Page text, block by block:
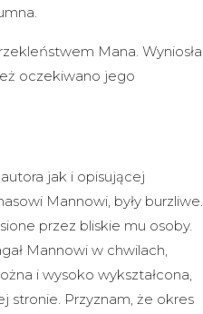
Mana. Wyniosła
oczekiwano jego
jak i opisującej
Mannowi, były burzliwe.
przez bliskie mu osoby.
Mannowi w chwilach,
i wysoko wykształcona,
stronie. Przyznam, że okres